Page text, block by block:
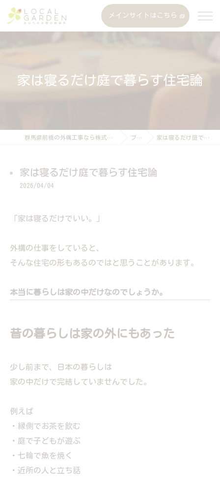
メインサイトはこちら
家は寝るだけ庭で暮らす住宅論
群馬県前橋の外構工事なら株式会社ローカルガーデン ブログ 家は寝るだけ庭で暮らす住宅論
家は寝るだけ庭で暮らす住宅論
2026/04/04
「家は寝るだけでいい。」
外構の仕事をしていると、
そんな住宅の形もあるのではと思うことがあります。
本当に暮らしは家の中だけなのでしょうか。
昔の暮らしは家の外にもあった
少し前まで、日本の暮らしは
家の中だけで完結していませんでした。
例えば
・縁側でお茶を飲む
・庭で子どもが遊ぶ
・七輪で魚を焼く
・近所の人と立ち話